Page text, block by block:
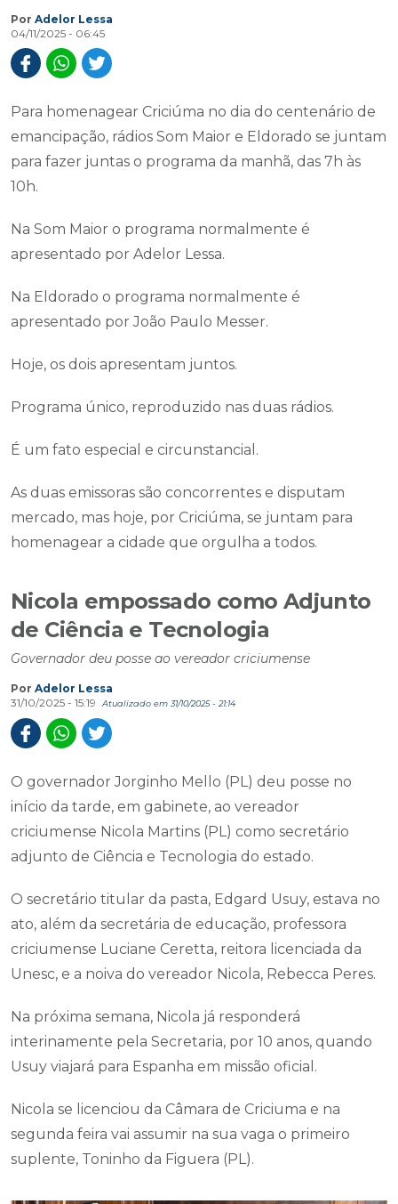
Por Adelor Lessa
04/11/2025 - 06:45
Para homenagear Criciúma no dia do centenário de
emancipação, rádios Som Maior e Eldorado se juntam
para fazer juntas o programa da manhã, das 7h às
10h.
Na Som Maior o programa normalmente é
apresentado por Adelor Lessa.
Na Eldorado o programa normalmente é
apresentado por João Paulo Messer.
Hoje, os dois apresentam juntos.
Programa único, reproduzido nas duas rádios.
É um fato especial e circunstancial.
As duas emissoras são concorrentes e disputam
mercado, mas hoje, por Criciúma, se juntam para
homenagear a cidade que orgulha a todos.
Nicola empossado como Adjunto
de Ciência e Tecnologia
Governador deu posse ao vereador criciumense
Por Adelor Lessa
31/10/2025 - 15:19
Atualizado em 31/10/2025 - 21:14
O governador Jorginho Mello (PL) deu posse no
início da tarde, em gabinete, ao vereador
criciumense Nicola Martins (PL) como secretário
adjunto de Ciência e Tecnologia do estado.
O secretário titular da pasta, Edgard Usuy, estava no
ato, além da secretária de educação, professora
criciumense Luciane Ceretta, reitora licenciada da
Unesc, e a noiva do vereador Nicola, Rebecca Peres.
Na próxima semana, Nicola já responderá
interinamente pela Secretaria, por 10 anos, quando
Usuy viajará para Espanha em missão oficial.
Nicola se licenciou da Câmara de Criciuma e na
segunda feira vai assumir na sua vaga o primeiro
suplente, Toninho da Figuera (PL).